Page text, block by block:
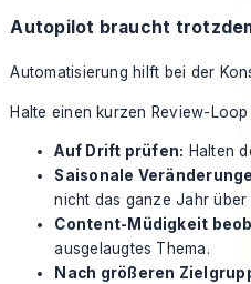
Autopilot braucht
Automatisierung hilft bei der
Halte einen kurzen Review-Loop
Auf Drift prüfen: Halten
Saisonale
nicht das ganze Jahr über
Content-Müdigkeit
ausgelaugtes Thema.
Nach größeren